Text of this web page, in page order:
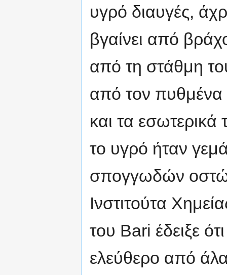
υγρό διαυγές,
βγαίνει από
από τη στάθμη
από τον
και τα
το υγρό ήταν
σπογγωδών
Ινστιτούτα
του Bari έδειξε
ελεύθερο από